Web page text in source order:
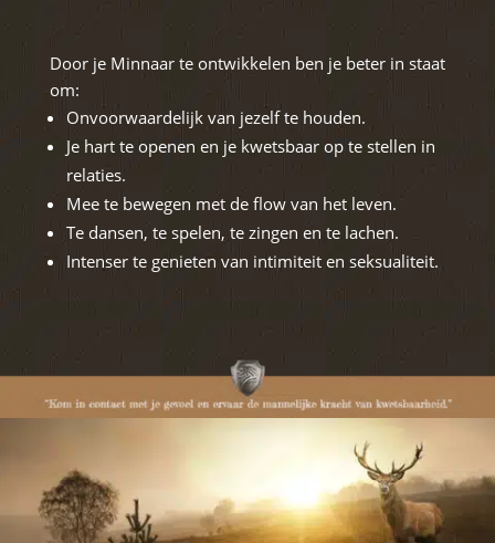
Door je Minnaar te ontwikkelen ben je beter in staat
om:
Onvoorwaardelijk van jezelf te houden.
Je hart te openen en je kwetsbaar op te stellen in
relaties.
Mee te bewegen met de flow van het leven.
Te dansen, te spelen, te zingen en te lachen.
Intenser te genieten van intimiteit en seksualiteit.